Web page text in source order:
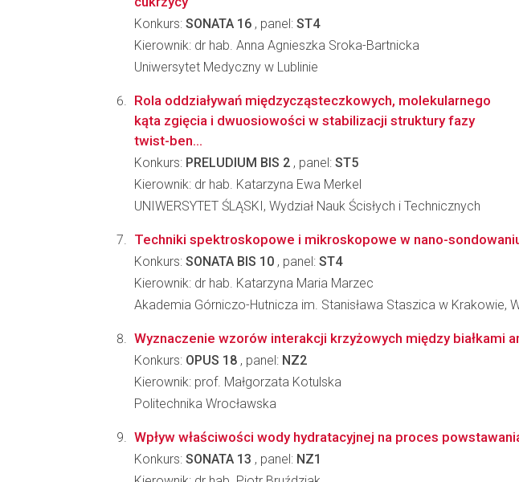
Konkurs: SONATA 16 , panel: ST4
Kierownik: dr hab. Anna Agnieszka Sroka-Bartnicka
Uniwersytet Medyczny w Lublinie
Rola oddziaływań międzycząsteczkowych, molekularnego
kąta zgięcia i dwuosiowości w stabilizacji struktury fazy
twist-ben...
Konkurs: PRELUDIUM BIS 2 , panel: ST5
Kierownik: dr hab. Katarzyna Ewa Merkel
UNIWERSYTET ŚLĄSKI, Wydział Nauk Ścisłych i Technicznych
Techniki spektroskopowe i mikroskopowe w nano-
Konkurs: SONATA BIS 10 , panel: ST4
Kierownik: dr hab. Katarzyna Maria Marzec
Akademia Górniczo-Hutnicza im. Stanisława Staszica w Krakowie,
Wyznaczenie wzorów interakcji krzyżowych między białkami
Konkurs: OPUS 18 , panel: NZ2
Kierownik: prof. Małgorzata Kotulska
Politechnika Wrocławska
Wpływ właściwości wody hydratacyjnej na proces
Konkurs: SONATA 13 , panel: NZ1